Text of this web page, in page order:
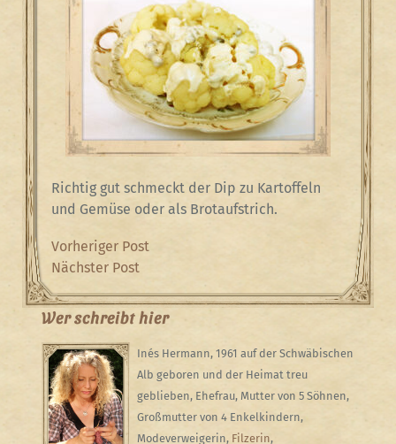
Richtig gut schmeckt der Dip zu Kartoffeln
und Gemüse oder als Brotaufstrich.
Beitragsnavigation
Previous
Post
Vorheriger Post
Next
Post
Nächster Post
Wer schreibt hier
Inés Hermann, 1961 auf der Schwäbischen
Alb geboren und der Heimat treu
geblieben, Ehefrau, Mutter von 5 Söhnen,
Großmutter von 4 Enkelkindern,
Modeverweigerin, Filzerin,